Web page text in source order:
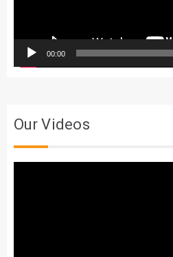
00:00
Our Videos